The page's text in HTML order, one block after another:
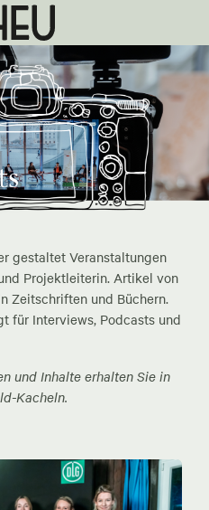
gestaltet Veranstaltungen
Projektleiterin. Artikel von
Zeitschriften und Büchern.
für Interviews, Podcasts und
und Inhalte erhalten Sie in
Kacheln.